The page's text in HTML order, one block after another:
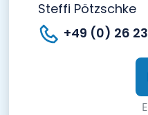
Steffi Pötzschke
+49 (0) 26